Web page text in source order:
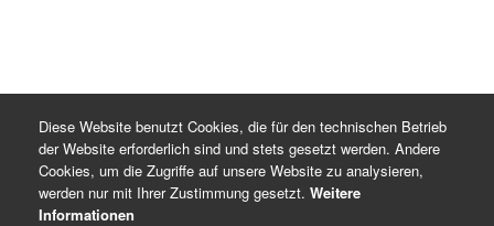
Diese Website benutzt Cookies, die für den technischen Betrieb
der Website erforderlich sind und stets gesetzt werden. Andere
Cookies, um die Zugriffe auf unsere Website zu analysieren,
werden nur mit Ihrer Zustimmung gesetzt. Weitere
Informationen